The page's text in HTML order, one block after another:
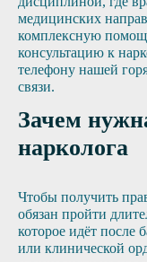
медицинских
комплексную
консультацию к
телефону нашей
связи.
Зачем
нарколога
Чтобы получить
обязан пройти
которое идёт после
или клинической